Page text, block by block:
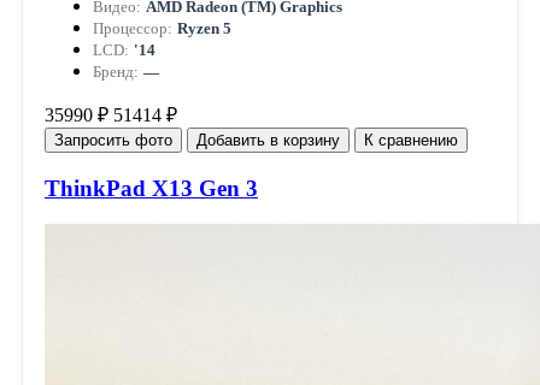
Видео: AMD Radeon (TM) Graphics
Процессор: Ryzen 5
LCD: '14
Бренд: —
35990 ₽ 51414 ₽
Запросить фото Добавить в корзину К сравнению
ThinkPad X13 Gen 3